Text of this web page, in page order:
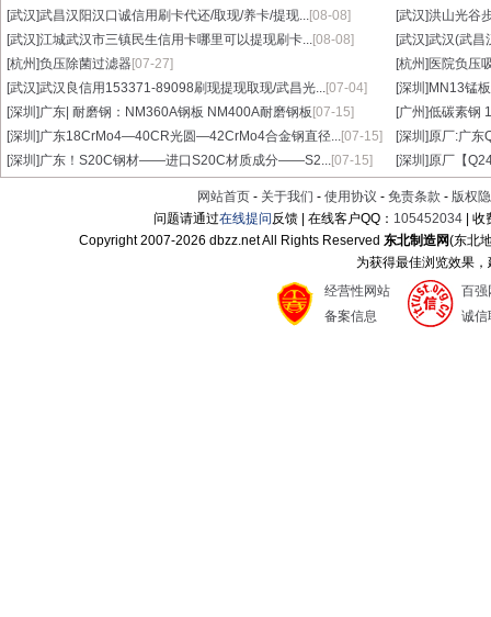
[武汉]武昌汉阳汉口诚信用刷卡代还/取现/养卡/提现...[08-08] [武汉]洪山光谷
[武汉]江城武汉市三镇民生信用卡哪里可以提现刷卡...[08-08] [武汉]武汉(武昌
[杭州]负压除菌过滤器[07-27] [杭州] 医院负压
[武汉]武汉良信用153371-89098刷现提现取现/武昌光...[07-04] [深圳] MN13锰
[深圳]广东| 耐磨钢：NM360A钢板 NM400A耐磨钢板 [07-15] [广州]低碳素钢
[深圳]广东18CrMo4—40CR光圆—42CrMo4合金钢直径...[07-15] [深圳]原厂:广东
[深圳]广东！S20C钢材——进口S20C材质成分——S2...[07-15] [深圳]原厂【
网站首页 - 关于我们 - 使用协议 - 免责条款 - 版权
问题请通过在线提问反馈 | 在线客户QQ： 105452034 |
Copyright 2007-2026 dbzz.net All Rights Reserved东北制造网(东北
为获得最佳浏览效果
经营性网站
备案信息
百强
诚信